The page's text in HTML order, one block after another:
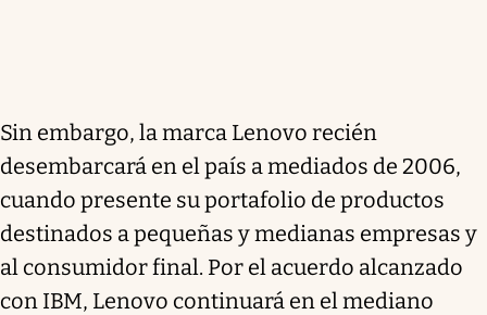
Sin embargo, la marca Lenovo recién
desembarcará en el país a mediados de 2006,
cuando presente su portafolio de productos
destinados a pequeñas y medianas empresas y
al consumidor final. Por el acuerdo alcanzado
con IBM, Lenovo continuará en el mediano